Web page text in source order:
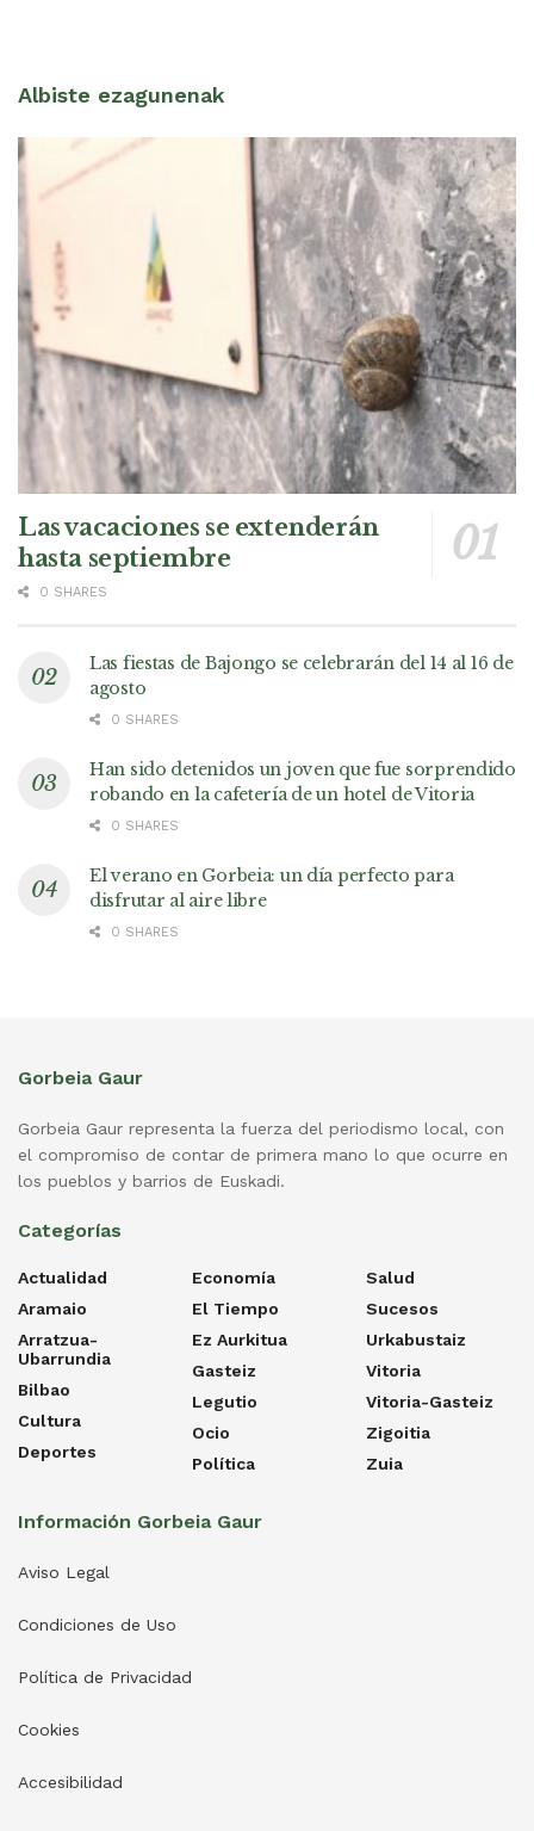
Albiste ezagunenak
Las vacaciones se extenderán
hasta septiembre
0 SHARES
Las fiestas de Bajongo se celebrarán del 14 al 16 de
agosto
0 SHARES
Han sido detenidos un joven que fue sorprendido
robando en la cafetería de un hotel de Vitoria
0 SHARES
El verano en Gorbeia: un día perfecto para
disfrutar al aire libre
0 SHARES
Gorbeia Gaur
Gorbeia Gaur representa la fuerza del periodismo local, con
el compromiso de contar de primera mano lo que ocurre en
los pueblos y barrios de Euskadi.
Categorías
Actualidad
Aramaio
Arratzua-
Ubarrundia
Bilbao
Cultura
Deportes
Economía
El Tiempo
Ez Aurkitua
Gasteiz
Legutio
Ocio
Política
Salud
Sucesos
Urkabustaiz
Vitoria
Vitoria-Gasteiz
Zigoitia
Zuia
Información Gorbeia Gaur
Aviso Legal
Condiciones de Uso
Política de Privacidad
Cookies
Accesibilidad